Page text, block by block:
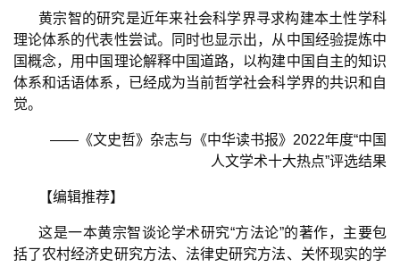
黄宗智的研究是近年来社会科学界寻求构建本土性学科
理论体系的代表性尝试。同时也显示出，从中国经验提炼中
国概念，用中国理论解释中国道路，以构建中国自主的知识
体系和话语体系，已经成为当前哲学社会科学界的共识和自
觉。
—— 《文史哲》杂志与《中华读书报》 2022年度“中国
人文学术十大热点”评选结果
【编辑推荐】
这是一本黄宗智谈论学术研究“方法论”的著作，主要包
括了农村经济史研究方法、法律史研究方法、关怀现实的学